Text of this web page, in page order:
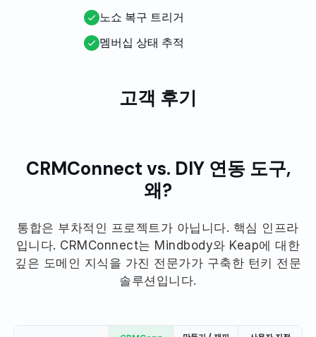
노쇼 복구 트리거
멤버십 상태 추적
고객 후기
CRMConnect vs. DIY 연동 도구,
왜?
통합은 부차적인 프로젝트가 아닙니다. 핵심 인프라
입니다. CRMConnect는 Mindbody와 Keap에 대한
깊은 도메인 지식을 가진 전문가가 구축한 턴키 전문
솔루션입니다.